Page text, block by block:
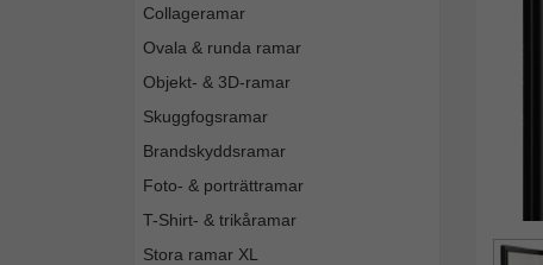
Collageramar
Ovala & runda ramar
Objekt- & 3D-ramar
Skuggfogsramar
Brandskyddsramar
Foto- & porträttramar
T-Shirt- & trikåramar
Stora ramar XL